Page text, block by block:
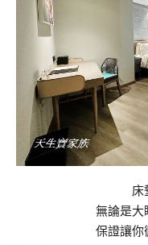
床
無論是大
保證讓你